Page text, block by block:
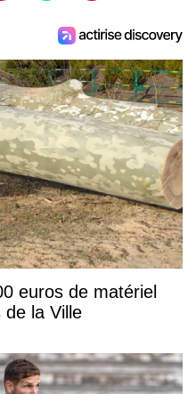
euros de matériel
la Ville